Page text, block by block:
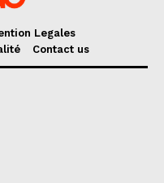
Legales
Contact us